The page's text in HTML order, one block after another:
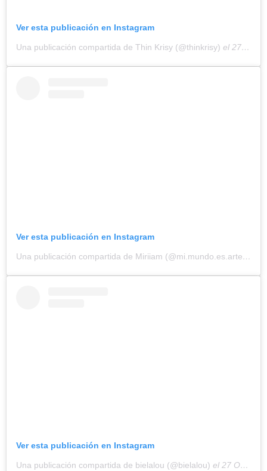
Ver esta publicación en Instagram
Una publicación compartida de Thin Krisy (@thinkrisy) el 27 May, 2019 a las 3:24 PDT
Ver esta publicación en Instagram
Una publicación compartida de Miriiam (@mi.mundo.es.arte)el
Ver esta publicación en Instagram
Una publicación compartida de bielalou (@bielalou) el 27 Oct, 2018 a las 5:01 PDT